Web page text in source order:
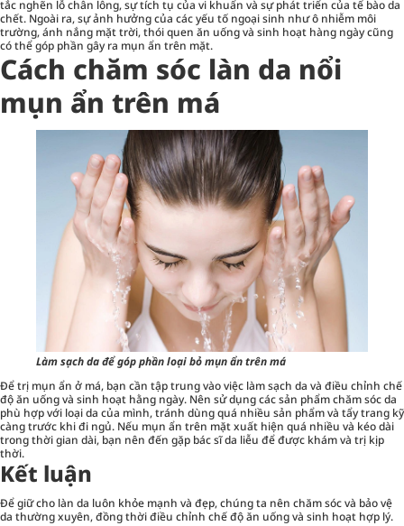
tắc nghẽn lỗ chân lông, sự tích tụ của vi khuẩn và sự phát triển của tế bào da
chết. Ngoài ra, sự ảnh hưởng của các yếu tố ngoại sinh như ô nhiễm môi
trường, ánh nắng mặt trời, thói quen ăn uống và sinh hoạt hàng ngày cũng
có thể góp phần gây ra mụn ẩn trên mặt.
Cách chăm sóc làn da nổi
mụn ẩn trên má
Làm sạch da để góp phần loại bỏ mụn ẩn trên má
Để trị mụn ẩn ở má, bạn cần tập trung vào việc làm sạch da và điều chỉnh chế
độ ăn uống và sinh hoạt hằng ngày. Nên sử dụng các sản phẩm chăm sóc da
phù hợp với loại da của mình, tránh dùng quá nhiều sản phẩm và tẩy trang kỹ
càng trước khi đi ngủ. Nếu mụn ẩn trên mặt xuất hiện quá nhiều và kéo dài
trong thời gian dài, bạn nên đến gặp bác sĩ da liễu để được khám và trị kịp
thời.
Kết luận
Để giữ cho làn da luôn khỏe mạnh và đẹp, chúng ta nên chăm sóc và bảo vệ
da thường xuyên, đồng thời điều chỉnh chế độ ăn uống và sinh hoạt hợp lý.